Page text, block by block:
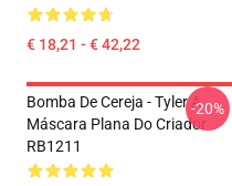
€ 18,21 - € 42,22
Bomba De Cereja - Tyler A
Máscara Plana Do Criador
RB1211
-20%